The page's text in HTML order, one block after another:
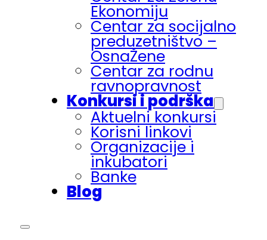
Ekonomiju
Centar za socijalno
preduzetništvo –
OsnaŽene
Centar za rodnu
ravnopravnost
Konkursi i podrška
Aktuelni konkursi
Korisni linkovi
Organizacije i
inkubatori
Banke
Blog